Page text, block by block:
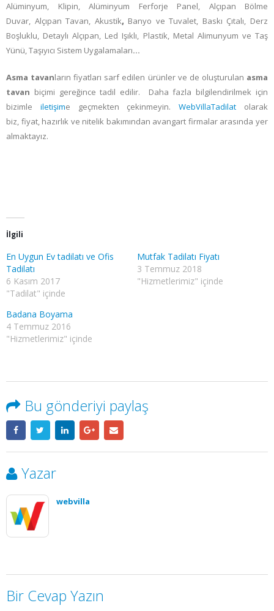
Alüminyum, Klipin, Alüminyum Ferforje Panel, Alçıpan Bölme
Duvar, Alçıpan Tavan, Akustik, Banyo ve Tuvalet, Baskı Çıtalı, Derz
Boşluklu, Detaylı Alçıpan, Led Işıklı, Plastik, Metal Alimunyum ve Taş
Yünü, Taşıyıcı Sistem Uygalamaları…
Asma tavanların fiyatları sarf edilen ürünler ve de oluşturulan asma
tavan biçimi gereğince tadil edilir. Daha fazla bilgilendirilmek için
bizimle iletişime geçmekten çekinmeyin.WebVillaTadilat olarak
biz, fiyat, hazırlık ve nitelik bakımından avangart firmalar arasında yer
almaktayız.
İlgili
En Uygun Ev tadilatı ve Ofis
Tadilatı
6 Kasım 2017
"Tadilat" içinde
Mutfak Tadilatı Fiyatı
3 Temmuz 2018
"Hizmetlerimiz" içinde
Badana Boyama
4 Temmuz 2016
"Hizmetlerimiz" içinde
Bu gönderiyi paylaş
Yazar
webvilla
Bir Cevap Yazın